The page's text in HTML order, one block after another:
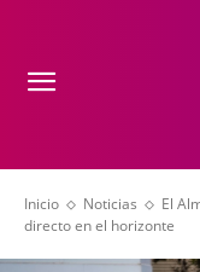
Inicio Noticias
El
directo en el horizonte